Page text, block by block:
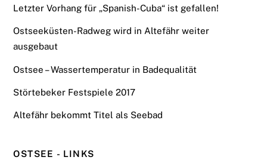
Letzter Vorhang für „Spanish-Cuba“ ist gefallen!
Ostseeküsten-Radweg wird in Altefähr weiter
ausgebaut
Ostsee – Wassertemperatur in Badequalität
Störtebeker Festspiele 2017
Altefähr bekommt Titel als Seebad
OSTSEE - LINKS